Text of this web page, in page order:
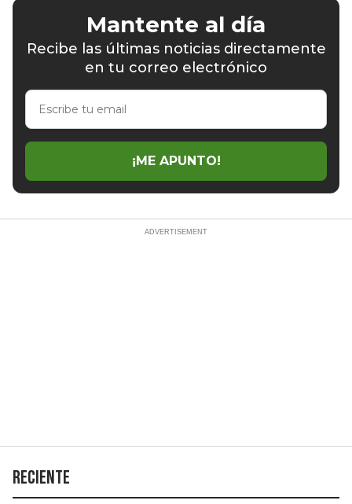
Mantente al día
Recibe las últimas noticias directamente
en tu correo electrónico
Escribe
email
¡ME APUNTO!
Reciente